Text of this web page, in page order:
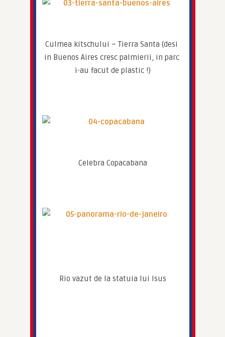
Culmea kitschului – Tierra Santa (desi
in Buenos Aires cresc palmierii, in parc
i-au facut de plastic !)
Celebra Copacabana
Rio vazut de la statuia lui Isus